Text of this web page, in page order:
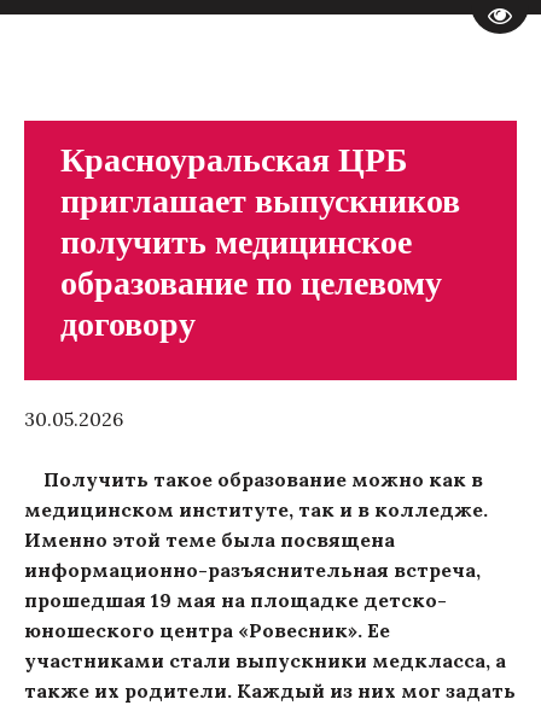
Красноуральская ЦРБ
приглашает выпускников
получить медицинское
образование по целевому
договору
30.05.2026
Получить такое образование можно как в
медицинском институте, так и в колледже.
Именно этой теме была посвящена
информационно-разъяснительная встреча,
прошедшая 19 мая на площадке детско-
юношеского центра «Ровесник». Ее
участниками стали выпускники медкласса, а
также их родители. Каждый из них мог задать